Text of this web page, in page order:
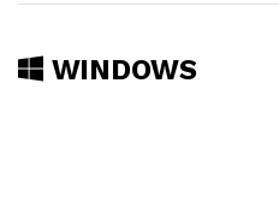
WINDOWS